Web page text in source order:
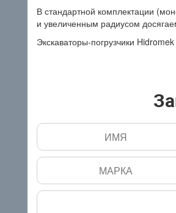
В стандартной комплектации
и увеличенным радиусом
Экскаваторы-погрузчики